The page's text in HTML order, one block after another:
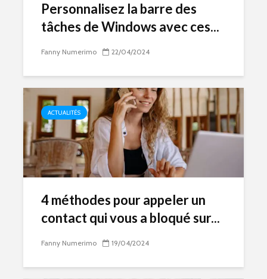
Personnalisez la barre des
tâches de Windows avec ces...
Fanny Numerimo 22/04/2024
ACTUALITÉS
4 méthodes pour appeler un
contact qui vous a bloqué sur...
Fanny Numerimo 19/04/2024